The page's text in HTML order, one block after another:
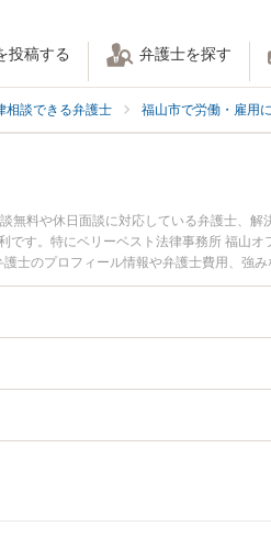
投稿する 弁護士を探す
相談できる弁護士 福山市で労働・雇用
無料や休日面談に対応している弁護士、
す。特にベリーベスト法律事務所 福山
士のプロフィール情報や弁護士費用、強
解決の実績豊富な近くの弁護士を検索